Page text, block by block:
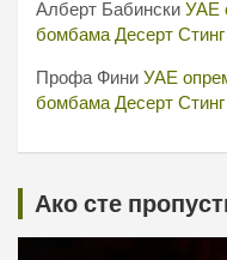
Алберт Бабински УАЕ
бомбама Десерт Стинг
Профа Фини УАЕ
бомбама Десерт Стинг
Ако сте